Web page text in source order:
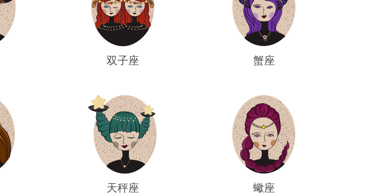
双子座 蟹座
天秤座 蠍座